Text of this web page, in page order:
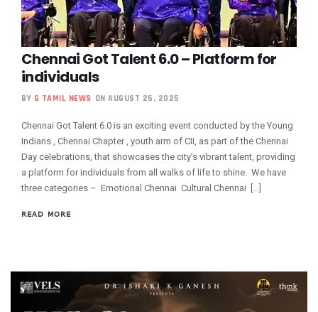
Chennai Got Talent 6.0 – Platform for
individuals
BY G TAMIL NEWS ON AUGUST 25, 2025
Chennai Got Talent 6.0 is an exciting event conducted by the Young
Indians , Chennai Chapter , youth arm of CII, as part of the Chennai
Day celebrations, that showcases the city’s vibrant talent, providing
a platform for individuals from all walks of life to shine. We have
three categories – Emotional Chennai Cultural Chennai […]
READ MORE